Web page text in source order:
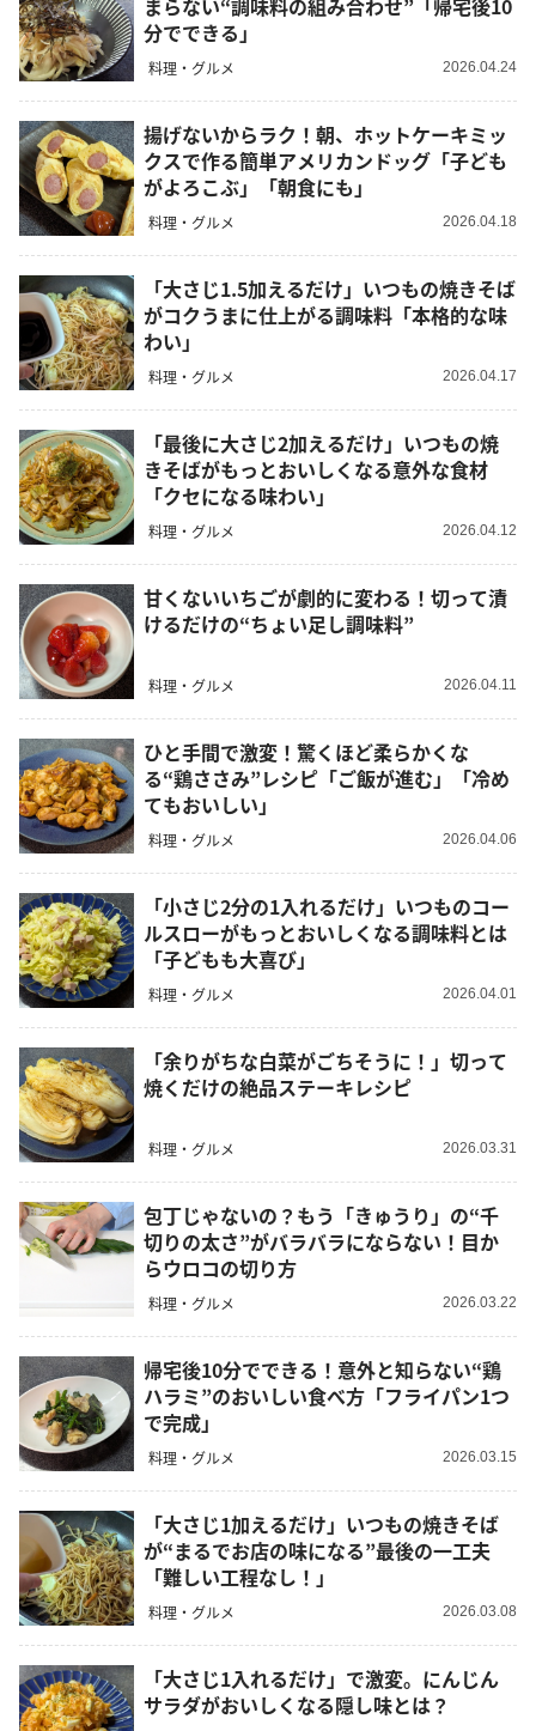
まらない“調味料の組み合わせ”「帰宅後10
分でできる」
料理・グルメ 2026.04.24
揚げないからラク！朝、ホットケーキミッ
クスで作る簡単アメリカンドッグ「子ども
がよろこぶ」「朝食にも」
料理・グルメ 2026.04.18
「大さじ1.5加えるだけ」いつもの焼きそば
がコクうまに仕上がる調味料「本格的な味
わい」
料理・グルメ 2026.04.17
「最後に大さじ2加えるだけ」いつもの焼
きそばがもっとおいしくなる意外な食材
「クセになる味わい」
料理・グルメ 2026.04.12
甘くないいちごが劇的に変わる！切って漬
けるだけの“ちょい足し調味料”
料理・グルメ 2026.04.11
ひと手間で激変！驚くほど柔らかくな
る“鶏ささみ”レシピ「ご飯が進む」「冷め
てもおいしい」
料理・グルメ 2026.04.06
「小さじ2分の1入れるだけ」いつものコー
ルスローがもっとおいしくなる調味料とは
「子どもも大喜び」
料理・グルメ 2026.04.01
「余りがちな白菜がごちそうに！」切って
焼くだけの絶品ステーキレシピ
料理・グルメ 2026.03.31
包丁じゃないの？もう「きゅうり」の“千
切りの太さ”がバラバラにならない！目か
らウロコの切り方
料理・グルメ 2026.03.22
帰宅後10分でできる！意外と知らない“鶏
ハラミ”のおいしい食べ方「フライパン1つ
で完成」
料理・グルメ 2026.03.15
「大さじ1加えるだけ」いつもの焼きそば
が“まるでお店の味になる”最後の一工夫
「難しい工程なし！」
料理・グルメ 2026.03.08
「大さじ1入れるだけ」で激変。にんじん
サラダがおいしくなる隠し味とは？